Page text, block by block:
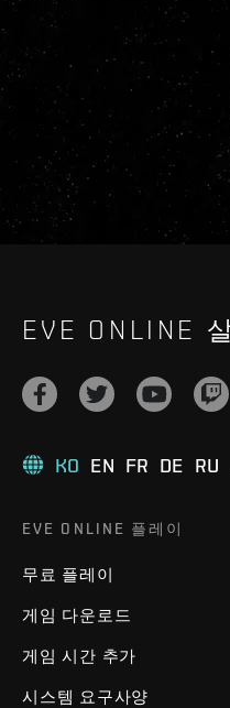
EVE ONLINE
KO EN FR DE RU
EVE ONLINE 플레이
무료 플레이
게임 다운로드
게임 시간 추가
시스템 요구사양